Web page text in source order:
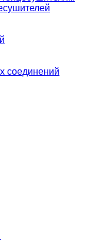
соединений